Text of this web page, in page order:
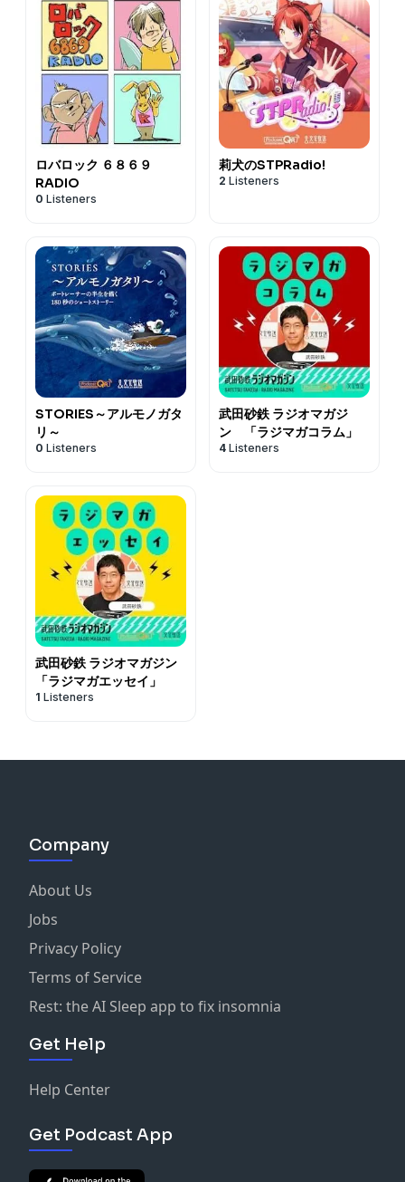
ロバロック ６８６９
RADIO
0 Listeners
莉犬のSTPRadio!
2 Listeners
STORIES～アルモノガタ
リ～
0 Listeners
武田砂鉄 ラジオマガジ
ン 「ラジマガコラム」
4 Listeners
武田砂鉄 ラジオマガジン
「ラジマガエッセイ」
1 Listeners
Company
About Us
Jobs
Privacy Policy
Terms of Service
Rest: the AI Sleep app to fix insomnia
Get Help
Help Center
Get Podcast App